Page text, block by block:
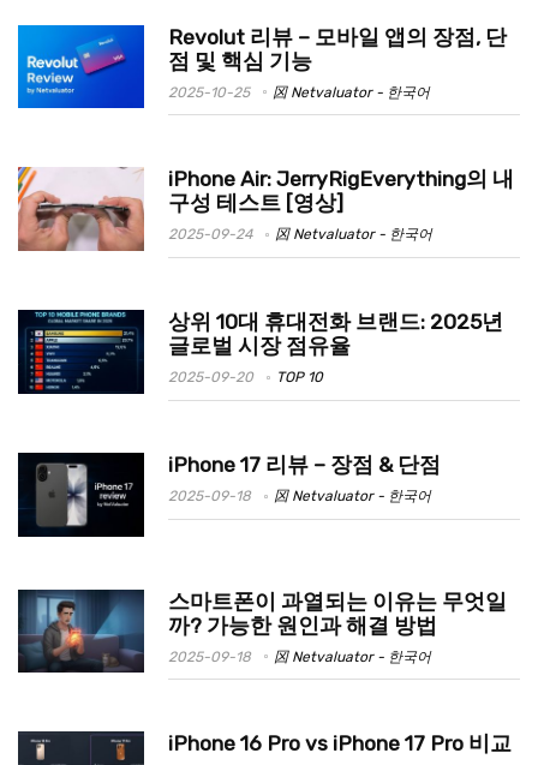
Revolut 리뷰 – 모바일 앱의 장점, 단
점 및 핵심 기능
2025-10-25 龱 Netvaluator - 한국어
iPhone Air: JerryRigEverything의 내
구성 테스트 [영상]
2025-09-24 龱 Netvaluator - 한국어
상위 10대 휴대전화 브랜드: 2025년
글로벌 시장 점유율
2025-09-20 TOP 10
iPhone 17 리뷰 – 장점 & 단점
2025-09-18 龱 Netvaluator - 한국어
스마트폰이 과열되는 이유는 무엇일
까? 가능한 원인과 해결 방법
2025-09-18 龱 Netvaluator - 한국어
iPhone 16 Pro vs iPhone 17 Pro 비교